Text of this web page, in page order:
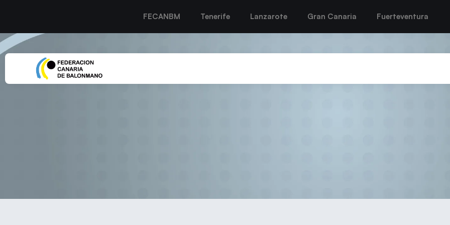
FECANBM Tenerife Lanzarote Gran Canaria Fuerteventura
DURO COMIENZO DE TEMPORADA PARA LAS CHICAS